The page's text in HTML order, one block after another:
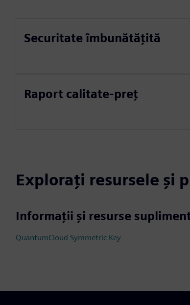
Securitate îmbunătățită
Raport calitate-preț
Explorați resursele și
Informații și resurse
QuantumCloud Symmetric Key